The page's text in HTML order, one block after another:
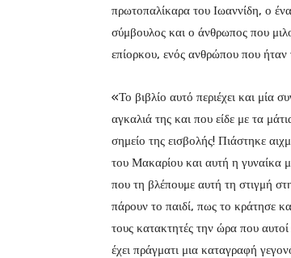
πρωτοπαλίκαρα του Ιωαννίδη, ο
σύμβουλος και ο άνθρωπος που
επίορκου, ενός ανθρώπου που ήταν
«Το βιβλίο αυτό περιέχει και μία
αγκαλιά της και που είδε με τα
σημείο της εισβολής! Πιάστηκε
του Μακαρίου και αυτή η γυναίκα
που τη βλέπουμε αυτή τη στιγμή
πάρουν το παιδί, πως το κράτησε
τους κατακτητές την ώρα που
έχει πράγματι μια καταγραφή